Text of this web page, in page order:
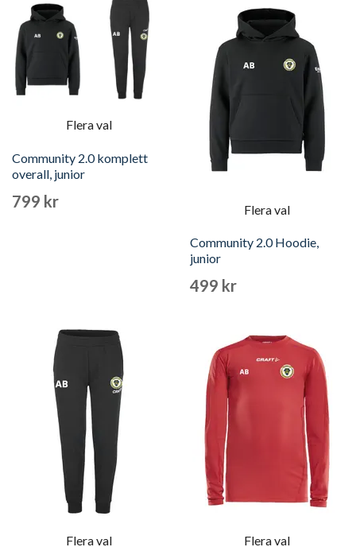
Flera val
Community 2.0 komplett
overall, junior
799 kr Flera val
Community 2.0 Hoodie,
junior
499 kr
Flera val Flera val